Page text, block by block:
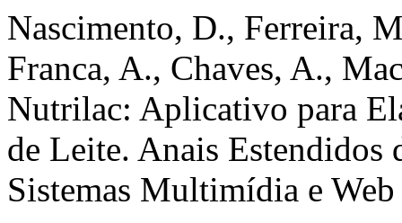
Nascimento, D., Ferreira,
Franca, A., Chaves, A.,
Nutrilac: Aplicativo para
de Leite. Anais
Sistemas Multimídia e